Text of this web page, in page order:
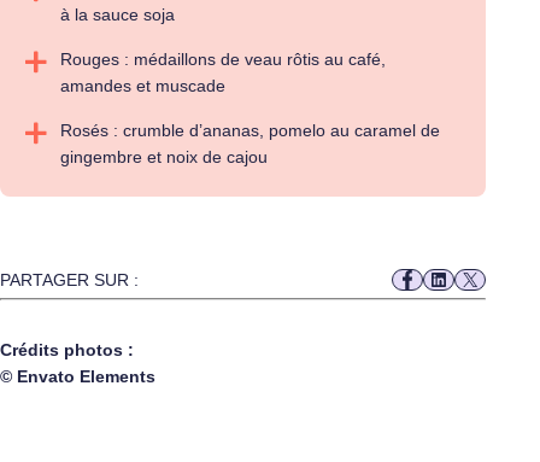
à la sauce soja
Rouges : médaillons de veau rôtis au café,
amandes et muscade
Rosés : crumble d’ananas, pomelo au caramel de
gingembre et noix de cajou
PARTAGER SUR :
Crédits photos :
© Envato Elements